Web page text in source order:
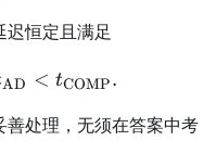
恒定且满足
AD < tCOMP.
处理，无须在答案中考